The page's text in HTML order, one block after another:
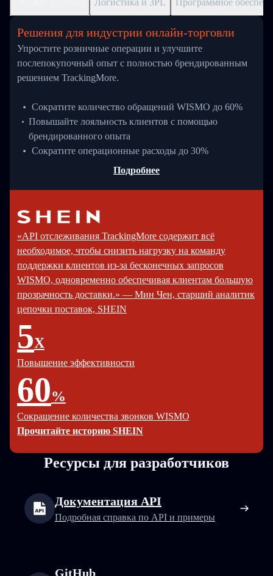
Логистика и 3PL Программное
Решения для индустрии онлайн-торговли
Упростите розничные операции и улучшите
послепокупочный опыт с полностью брендированным
решением TrackingMore.
Сократите количество обращений WISMO до 60%
Повышайте лояльность клиентов с помощью
брендированного опыта
Сократите операционные расходы до 30%
Подробнее
«API отслеживания TrackingMore содержит всё
необходимое, чтобы снизить нагрузку на команду
поддержки клиентов из-за бесконечных запросов
WISMO, одновременно обеспечивая клиентам большую
прозрачность доставки.» — Мин Чен, старший аналитик
цепочки поставок, SHEIN
5X
Повышение эффективности
60%
Сокращение количества звонков WISMO
Прочитайте историю SHEIN
Ресурсы для разработчиков
Документация API
Подробная справка по API и примеры
GitHub